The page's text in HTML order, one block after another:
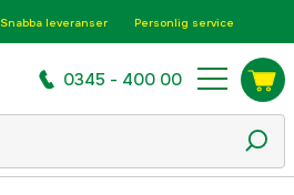
Snabba leveranser Personlig service
0345 - 400 00